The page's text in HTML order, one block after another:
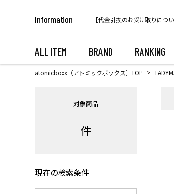
Information
【代金引換のお受け取りについ
ALL ITEM BRAND RANKING
atomicboxx（アトミックボックス）TOP
対象商品
件
現在の検索条件